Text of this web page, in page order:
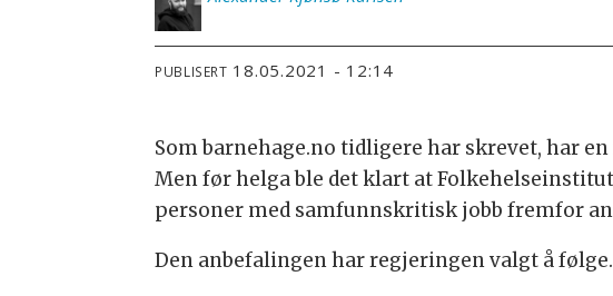
PUBLISERT 18.05.2021 - 12:14
Som barnehage.no tidligere har skrevet, har
Men før helga ble det klart at
personer med samfunnskritisk jobb fremfor
Den anbefalingen har regjeringen valgt å følge.